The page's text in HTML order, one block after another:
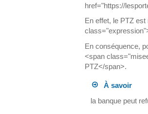
href="https://
En effet, le PTZ
En conséquence,
<span
PTZ</span>.
À savoir
la banque peut